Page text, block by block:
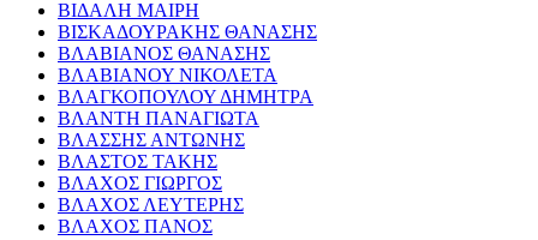
ΒΙΔΑΛΗ ΜΑΙΡΗ
ΒΙΣΚΑΔΟΥΡΑΚΗΣ ΘΑΝΑΣΗΣ
ΒΛΑΒΙΑΝΟΣ ΘΑΝΑΣΗΣ
ΒΛΑΒΙΑΝΟΥ ΝΙΚΟΛΕΤΑ
ΒΛΑΓΚΟΠΟΥΛΟΥ ΔΗΜΗΤΡΑ
ΒΛΑΝΤΗ ΠΑΝΑΓΙΩΤΑ
ΒΛΑΣΣΗΣ ΑΝΤΩΝΗΣ
ΒΛΑΣΤΟΣ ΤΑΚΗΣ
ΒΛΑΧΟΣ ΓΙΩΡΓΟΣ
ΒΛΑΧΟΣ ΛΕΥΤΕΡΗΣ
ΒΛΑΧΟΣ ΠΑΝΟΣ